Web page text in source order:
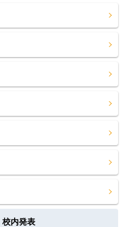
内発表